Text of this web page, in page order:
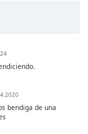
bendiga de una